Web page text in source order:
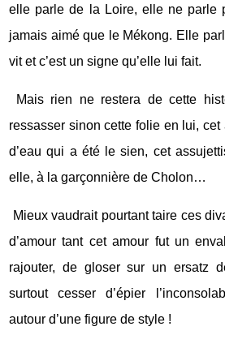
elle parle de la Loire, elle ne parle
jamais aimé que le Mékong. Elle
vit et c’est un signe qu’elle lui fait.
Mais rien ne restera de cette
ressasser sinon cette folie en lui,
d’eau qui a été le sien, cet
elle, à la garçonnière de Cholon…
Mieux vaudrait pourtant taire ces
d’amour tant cet amour fut un
rajouter, de gloser sur un ersatz
surtout cesser d’épier
autour d’une figure de style !